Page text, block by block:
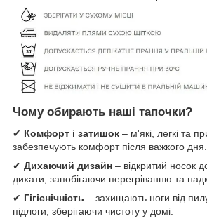
Чому обирають наші тапочки?
✔ Комфорт і затишок – м'які, легкі та
забезпечують комфорт після важкого дня.
✔ Дихаючий дизайн – відкритий носок
дихати, запобігаючи перегріванню та
✔ Гігієнічність – захищають ноги від
підлоги, зберігаючи чистоту у домі.